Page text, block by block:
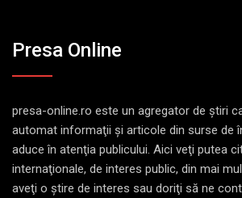
Presa Online
presa-online.ro este un agregator de ştiri
automat informaţii şi articole din surse de
aduce în atenţia publicului. Aici veţi putea
internaţionale, de interes public, din mai
aveţi o ştire de interes sau doriţi să ne